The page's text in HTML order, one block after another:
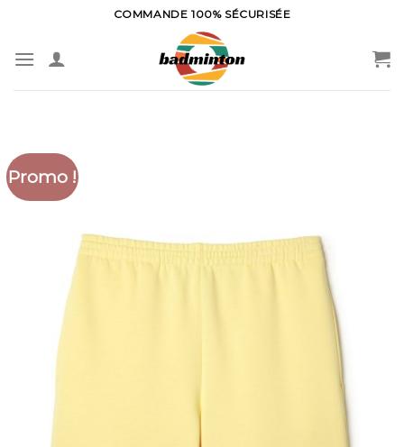
content
COMMANDE 100% SÉCURISÉE
Promo !